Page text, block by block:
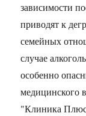
зависимости
приводят к
семейных
случае
особенно
медицинского
"Клиника